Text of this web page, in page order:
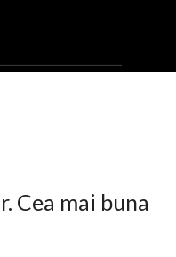
Cea mai buna